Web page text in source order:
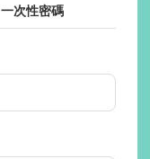
一次性密碼